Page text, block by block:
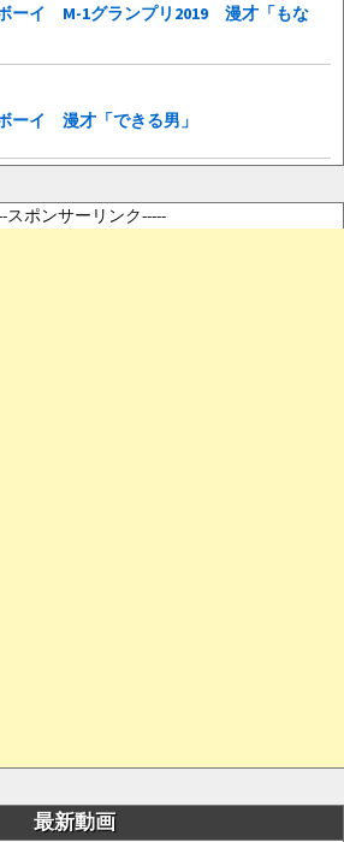
ーイ M-1グランプリ2019 漫才「もな
ーイ 漫才「できる男」
スポンサーリンク-----
最新動画